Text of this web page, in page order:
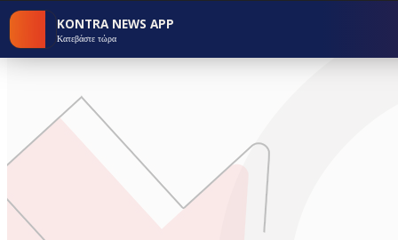
KONTRA NEWS APP
Κατεβάστε τώρα